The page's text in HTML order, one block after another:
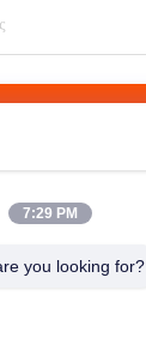
7:29 PM
you looking for?